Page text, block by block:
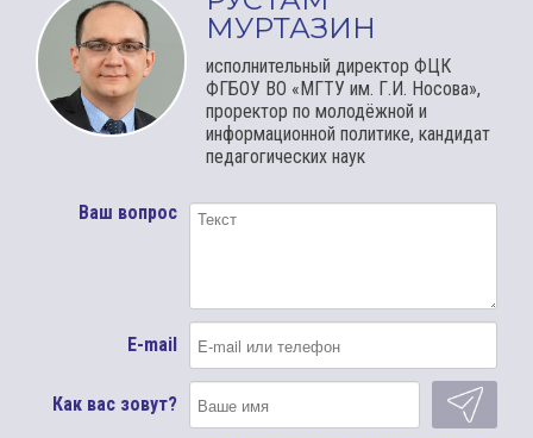
МУРТАЗИН
исполнительный директор ФЦК
ФГБОУ ВО «МГТУ им. Г.И. Носова»,
проректор по молодёжной и
информационной политике, кандидат
педагогических наук
Ваш вопрос
E-mail
Как вас зовут?